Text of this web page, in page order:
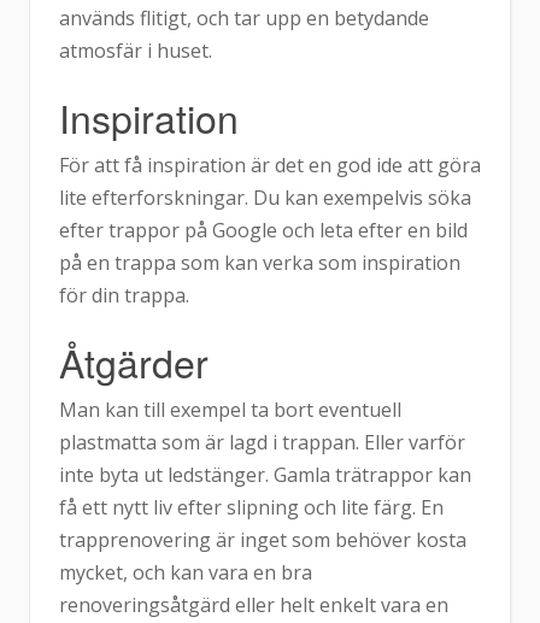
används flitigt, och tar upp en betydande
atmosfär i huset.
Inspiration
För att få inspiration är det en god ide att göra
lite efterforskningar. Du kan exempelvis söka
efter trappor på Google och leta efter en bild
på en trappa som kan verka som inspiration
för din trappa.
Åtgärder
Man kan till exempel ta bort eventuell
plastmatta som är lagd i trappan. Eller varför
inte byta ut ledstänger. Gamla trätrappor kan
få ett nytt liv efter slipning och lite färg. En
trapprenovering är inget som behöver kosta
mycket, och kan vara en bra
renoveringsåtgärd eller helt enkelt vara en